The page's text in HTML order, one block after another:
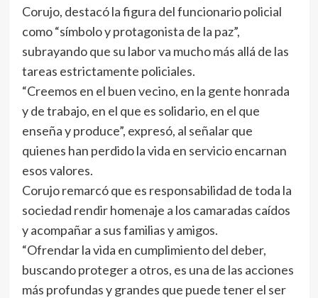
Corujo, destacó la figura del funcionario policial
como “símbolo y protagonista de la paz”,
subrayando que su labor va mucho más allá de las
tareas estrictamente policiales.
“Creemos en el buen vecino, en la gente honrada
y de trabajo, en el que es solidario, en el que
enseña y produce”, expresó, al señalar que
quienes han perdido la vida en servicio encarnan
esos valores.
Corujo remarcó que es responsabilidad de toda la
sociedad rendir homenaje a los camaradas caídos
y acompañar a sus familias y amigos.
“Ofrendar la vida en cumplimiento del deber,
buscando proteger a otros, es una de las acciones
más profundas y grandes que puede tener el ser